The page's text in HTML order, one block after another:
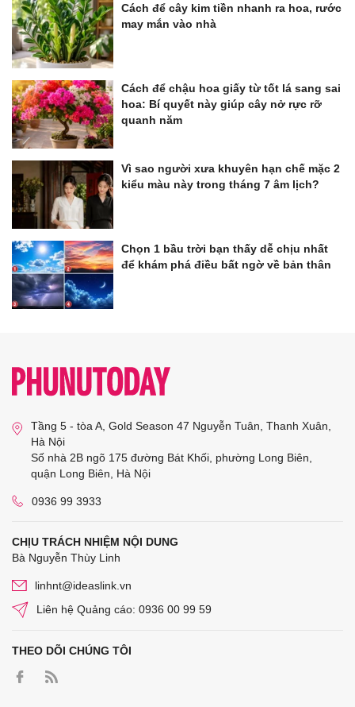
Cách để cây kim tiền nhanh ra hoa, rước
may mắn vào nhà
Cách để chậu hoa giấy từ tốt lá sang sai
hoa: Bí quyết này giúp cây nở rực rỡ
quanh năm
Vì sao người xưa khuyên hạn chế mặc 2
kiểu màu này trong tháng 7 âm lịch?
Chọn 1 bầu trời bạn thấy dễ chịu nhất
để khám phá điều bất ngờ về bản thân
Tầng 5 - tòa A, Gold Season 47 Nguyễn Tuân, Thanh Xuân,
Hà Nội
Số nhà 2B ngõ 175 đường Bát Khối, phường Long Biên,
quận Long Biên, Hà Nội
0936 99 3933
CHỊU TRÁCH NHIỆM NỘI DUNG
Bà Nguyễn Thùy Linh
linhnt@ideaslink.vn
Liên hệ Quảng cáo: 0936 00 99 59
THEO DÕI CHÚNG TÔI